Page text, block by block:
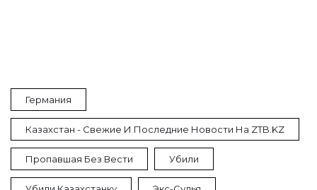
Германия
Казахстан - Свежие И Последние Новости На ZTB.KZ
Пропавшая Без Вести Убили